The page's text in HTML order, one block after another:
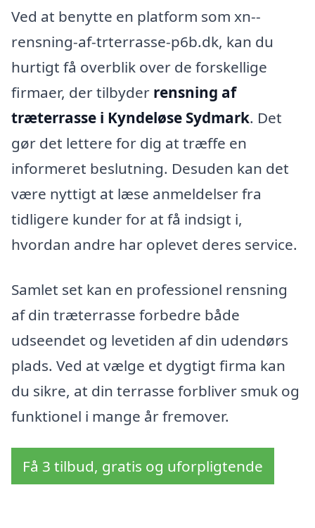
Ved at benytte en platform som xn--
rensning-af-trterrasse-p6b.dk, kan du
hurtigt få overblik over de forskellige
firmaer, der tilbyder rensning af
træterrasse i Kyndeløse Sydmark. Det
gør det lettere for dig at træffe en
informeret beslutning. Desuden kan det
være nyttigt at læse anmeldelser fra
tidligere kunder for at få indsigt i,
hvordan andre har oplevet deres service.
Samlet set kan en professionel rensning
af din træterrasse forbedre både
udseendet og levetiden af din udendørs
plads. Ved at vælge et dygtigt firma kan
du sikre, at din terrasse forbliver smuk og
funktionel i mange år fremover.
Få 3 tilbud, gratis og uforpligtende